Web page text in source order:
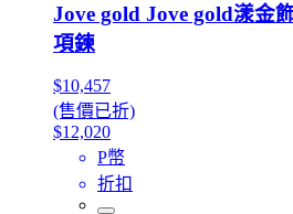
Jove gold Jove gold漾金
項鍊
$10,457
(售價已折)
$12,020
P幣
折扣